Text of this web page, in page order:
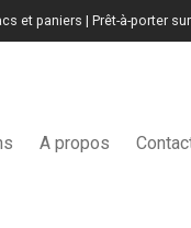
et paniers | Prêt-à-porter
A propos